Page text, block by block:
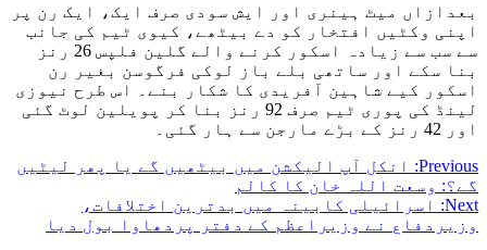
بعدازاں میٹ ہینری اور ایش سودی صرف ایک، ایک رن پر
اپنی وکٹیں افتخار کو دے بیٹھے، کیوی ٹیم کی جانب
سے سب سے زیادہ اسکور کرنے والے گلین فلپس 26 رنز
بنا سکے اور ساتھی بلے باز لوکی فرگوسن بغیر رن
اسکور کیے شاہین آفریدی کا شکار بنے۔ اس طرح نیوزی
لینڈ کی پوری ٹیم صرف 92 رنز بنا کر پویلین لوٹ گئی
اور 42 رنز کے بڑے مارجن سے ہار گئی۔
Previous:
انکل آپ الیکشن میں بیٹھیں گے یا پھر لیٹیں
گے؟: وسعت اللہ خان کا کالم
Next:
اسرائیلی کابینہ میں بدترین اختلافات،
وزیردفاع نے وزیراعظم کے دفتر پردھاوا بول دیا